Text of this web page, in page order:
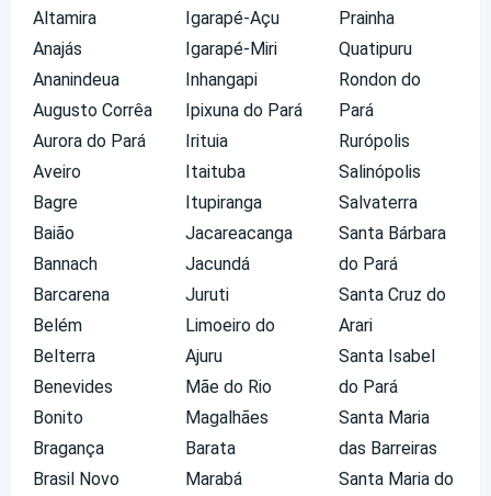
Altamira
Anajás
Ananindeua
Augusto Corrêa
Aurora do Pará
Aveiro
Bagre
Baião
Bannach
Barcarena
Belém
Belterra
Benevides
Bonito
Bragança
Brasil Novo
Igarapé-Açu
Igarapé-Miri
Inhangapi
Ipixuna do Pará
Irituia
Itaituba
Itupiranga
Jacareacanga
Jacundá
Juruti
Limoeiro do
Ajuru
Mãe do Rio
Magalhães
Barata
Marabá
Prainha
Quatipuru
Rondon do
Pará
Rurópolis
Salinópolis
Salvaterra
Santa Bárbara
do Pará
Santa Cruz do
Arari
Santa Isabel
do Pará
Santa Maria
das Barreiras
Santa Maria do